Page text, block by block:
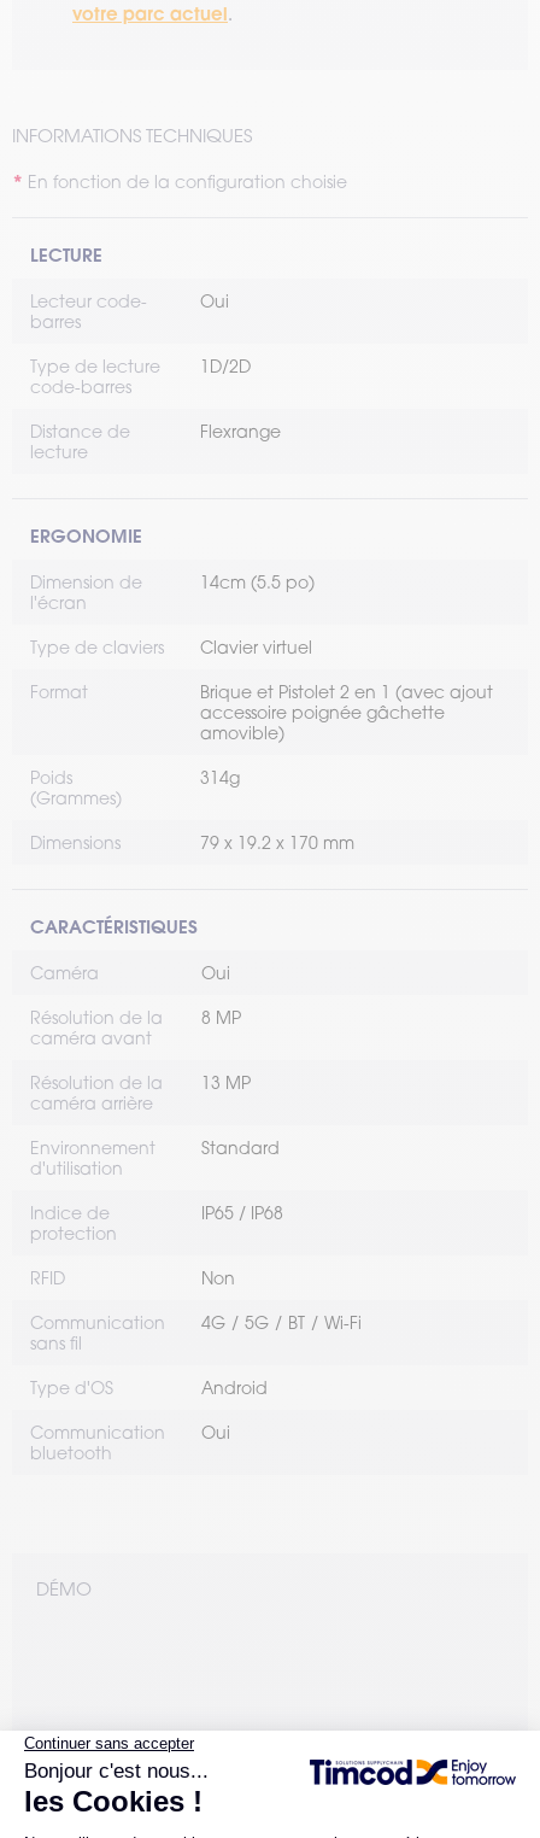
votre parc actuel.
INFORMATIONS TECHNIQUES
En fonction de la configuration choisie
LECTURE
Lecteur code-
barres
Oui
Type de lecture
code-barres
1D/2D
Distance de
lecture
Flexrange
ERGONOMIE
Dimension de
l'écran
14cm (5.5 po)
Type de claviers Clavier virtuel
Format
Brique et Pistolet 2 en 1 (avec ajout
accessoire poignée gâchette
amovible)
Poids
(Grammes)
314g
Dimensions 79 x 19.2 x 170 mm
CARACTÉRISTIQUES
Caméra Oui
Résolution de la
caméra avant
8 MP
Résolution de la
caméra arrière
13 MP
Environnement
d'utilisation
Standard
Indice de
protection
IP65 / IP68
RFID Non
Communication
sans fil
4G 5G BT Wi-Fi
Type d'OS Android
Communication
bluetooth
Oui
DÉMO